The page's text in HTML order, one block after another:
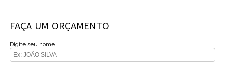
FAÇA UM ORÇAMENTO
Digite seu nome